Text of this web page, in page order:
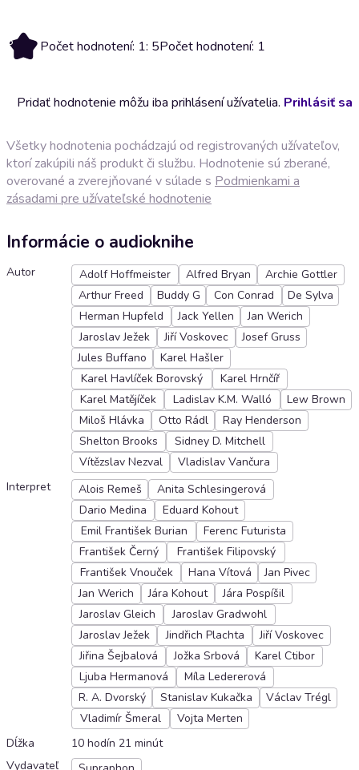
5 Počet hodnotení: 1: 5Počet hodnotení: 1
Pridať hodnotenie môžu iba prihlásení užívatelia. Prihlásiť sa
Všetky hodnotenia pochádzajú od registrovaných užívateľov,
ktorí zakúpili náš produkt či službu. Hodnotenie sú zberané,
overované a zverejňované v súlade s Podmienkami a
zásadami pre užívateľské hodnotenie
Informácie o audioknihe
Autor Adolf Hoffmeister Alfred Bryan
Archie Gottler
Arthur Freed
Buddy G Con Conrad
De Sylva
Herman Hupfeld
Jack Yellen
Jan Werich
Jaroslav Ježek
Jiří Voskovec
Josef Gruss
Jules Buffano
Karel Hašler
Karel Havlíček Borovský
Karel Hrnčíř
Karel Matějíček
Ladislav K.M. Walló
Lew Brown
Miloš Hlávka
Otto Rádl
Ray Henderson
Shelton Brooks
Sidney D. Mitchell
Vítězslav Nezval
Vladislav Vančura
Interpret
Alois Remeš
Anita Schlesingerová
Dario Medina
Eduard Kohout
Emil František Burian
Ferenc Futurista
František Černý
František Filipovský
František Vnouček
Hana Vítová
Jan Pivec
Jan Werich
Jára Kohout
Jára Pospíšil
Jaroslav Gleich
Jaroslav Gradwohl
Jaroslav Ježek
Jindřich Plachta
Jiří Voskovec
Jiřina Šejbalová
Jožka Srbová
Karel Ctibor
Ljuba Hermanová
Míla Ledererová
R. A. Dvorský
Stanislav Kukačka
Václav Trégl
Vladimír Šmeral
Vojta Merten
Dĺžka
10 hodín 21 minút
Vydavateľ